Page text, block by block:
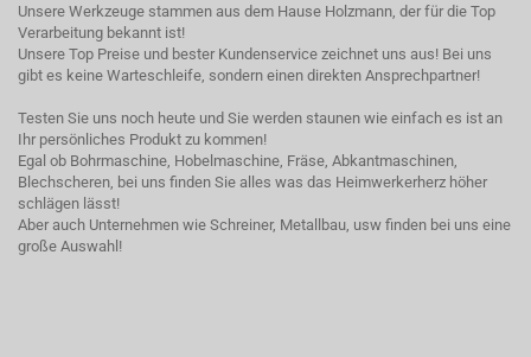
Unsere Werkzeuge stammen aus dem Hause Holzmann, der für die Top
Verarbeitung bekannt ist!
Unsere Top Preise und bester Kundenservice zeichnet uns aus! Bei uns
gibt es keine Warteschleife, sondern einen direkten Ansprechpartner!
Testen Sie uns noch heute und Sie werden staunen wie einfach es ist an
Ihr persönliches Produkt zu kommen!
Egal ob Bohrmaschine, Hobelmaschine, Fräse, Abkantmaschinen,
Blechscheren, bei uns finden Sie alles was das Heimwerkerherz höher
schlägen lässt!
Aber auch Unternehmen wie Schreiner, Metallbau, usw finden bei uns eine
große Auswahl!